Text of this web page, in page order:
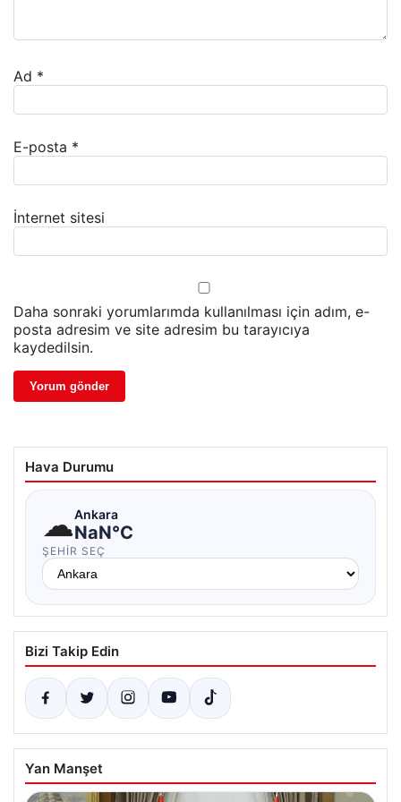
Ad *
E-posta *
İnternet sitesi
Daha sonraki yorumlarımda kullanılması için adım, e-
posta adresim ve site adresim bu tarayıcıya
kaydedilsin.
Hava Durumu
☁Ankara
NaN°C
ŞEHIR SEÇ
Bizi Takip Edin
Yan Manşet